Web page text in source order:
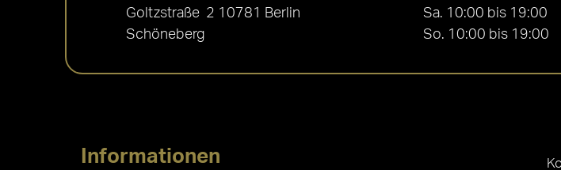
Goltzstraße 2 10781 Berlin
Schöneberg
Sa. 10:00 bis 19:00
So. 10:00 bis 19:00
Informationen